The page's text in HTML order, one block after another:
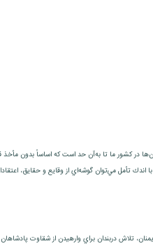
در كشور ما تا به‌آن حد است كه اساساً بدون مأخذ
تأمل مي‌توان گوشه‌اي از وقايع و حقايق،
تلاش دربندان براي وارهيدن از شقاوت